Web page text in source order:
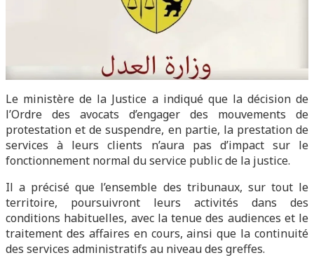
Le ministère de la Justice a indiqué que la décision de
l’Ordre des avocats d’engager des mouvements de
protestation et de suspendre, en partie, la prestation de
services à leurs clients n’aura pas d’impact sur le
fonctionnement normal du service public de la justice.
Il a précisé que l’ensemble des tribunaux, sur tout le
territoire, poursuivront leurs activités dans des
conditions habituelles, avec la tenue des audiences et le
traitement des affaires en cours, ainsi que la continuité
des services administratifs au niveau des greffes.